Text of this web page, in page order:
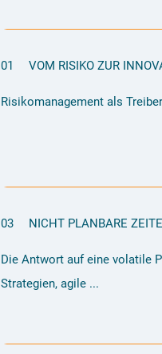
01 VOM RISIKO ZUR
Risikomanagement als
03 NICHT PLANBARE
Die Antwort auf eine volatile
Strategien, agile ...